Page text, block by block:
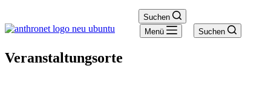
Suchen
Menü
Suchen
Veranstaltungsorte